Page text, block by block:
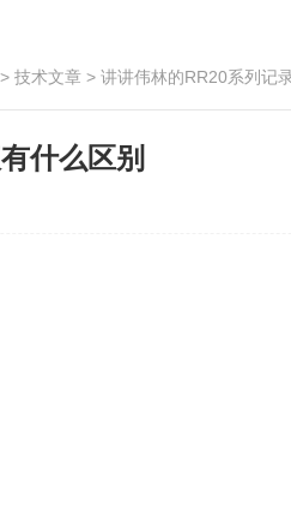
> 技术文章 > 讲讲伟林的RR20系列记
什么区别